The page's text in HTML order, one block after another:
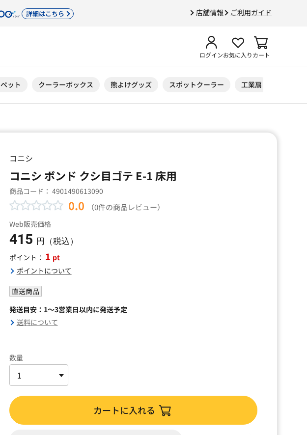
店舗情報 ご利用ガイド
詳細はこちら
ログインお気に入りカート
ット クーラーボックス 熊よけグッズ スポットクーラー 工業扇
コニシ
コニシ ボンド クシ目ゴテ E-1 床用
商品コード： 4901490613090
0.0 （0件の商品レビュー）
Web販売価格
415 円（税込）
ポイント： 1 pt
ポイントについて
直送商品
発送目安：1～3営業日以内に発送予定
送料について
数量
カートに入れる